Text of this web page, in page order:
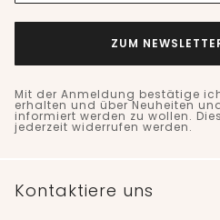
ZUM
Mit der Anmeldung bestätige
erhalten und über Neuheiten
informiert werden zu wollen.
jederzeit widerrufen werden.
Kontaktiere uns